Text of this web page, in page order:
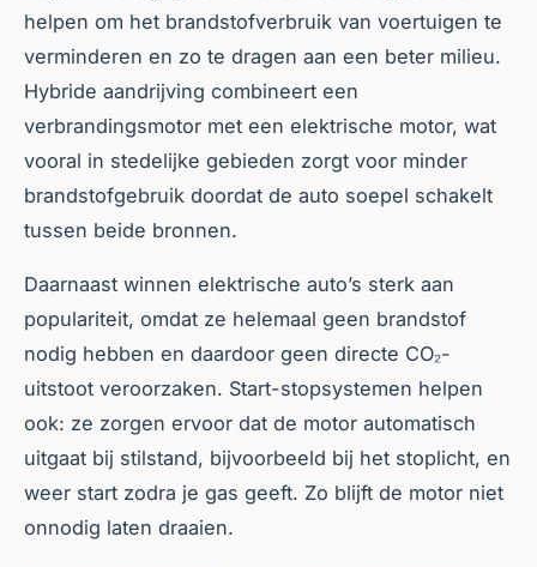
helpen om het brandstofverbruik van voertuigen te
verminderen en zo te dragen aan een beter milieu.
Hybride aandrijving combineert een
verbrandingsmotor met een elektrische motor, wat
vooral in stedelijke gebieden zorgt voor minder
brandstofgebruik doordat de auto soepel schakelt
tussen beide bronnen.
Daarnaast winnen elektrische auto’s sterk aan
populariteit, omdat ze helemaal geen brandstof
nodig hebben en daardoor geen directe CO₂-
uitstoot veroorzaken. Start-stopsystemen helpen
ook: ze zorgen ervoor dat de motor automatisch
uitgaat bij stilstand, bijvoorbeeld bij het stoplicht, en
weer start zodra je gas geeft. Zo blijft de motor niet
onnodig laten draaien.